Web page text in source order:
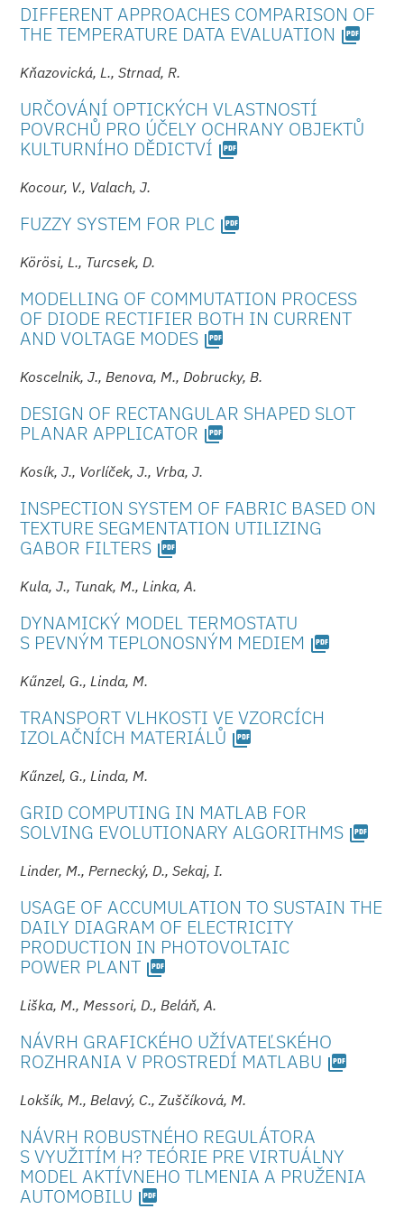
DIFFERENT APPROACHES COMPARISON OF
THE TEMPERATURE DATA EVALUATION picture_as_pdf
Kňazovická, L., Strnad, R.
URČOVÁNÍ OPTICKÝCH VLASTNOSTÍ
POVRCHŮ PRO ÚČELY OCHRANY OBJEKTŮ
KULTURNÍHO DĚDICTVÍ picture_as_pdf
Kocour, V., Valach, J.
FUZZY SYSTEM FOR PLC picture_as_pdf
Körösi, L., Turcsek, D.
MODELLING OF COMMUTATION PROCESS
OF DIODE RECTIFIER BOTH IN CURRENT
AND VOLTAGE MODES picture_as_pdf
Koscelnik, J., Benova, M., Dobrucky, B.
DESIGN OF RECTANGULAR SHAPED SLOT
PLANAR APPLICATOR picture_as_pdf
Kosík, J., Vorlíček, J., Vrba, J.
INSPECTION SYSTEM OF FABRIC BASED ON
TEXTURE SEGMENTATION UTILIZING
GABOR FILTERS picture_as_pdf
Kula, J., Tunak, M., Linka, A.
DYNAMICKÝ MODEL TERMOSTATU
S PEVNÝM TEPLONOSNÝM MEDIEM picture_as_pdf
Kűnzel, G., Linda, M.
TRANSPORT VLHKOSTI VE VZORCÍCH
IZOLAČNÍCH MATERIÁLŮ picture_as_pdf
Kűnzel, G., Linda, M.
GRID COMPUTING IN MATLAB FOR
SOLVING EVOLUTIONARY ALGORITHMS picture_as_pdf
Linder, M., Pernecký, D., Sekaj, I.
USAGE OF ACCUMULATION TO SUSTAIN THE
DAILY DIAGRAM OF ELECTRICITY
PRODUCTION IN PHOTOVOLTAIC
POWER PLANT picture_as_pdf
Liška, M., Messori, D., Beláň, A.
NÁVRH GRAFICKÉHO UŽÍVATEĽSKÉHO
ROZHRANIA V PROSTREDÍ MATLABU picture_as_pdf
Lokšík, M., Belavý, C., Zuščíková, M.
NÁVRH ROBUSTNÉHO REGULÁTORA
S VYUŽITÍM H? TEÓRIE PRE VIRTUÁLNY
MODEL AKTÍVNEHO TLMENIA A PRUŽENIA
AUTOMOBILU picture_as_pdf